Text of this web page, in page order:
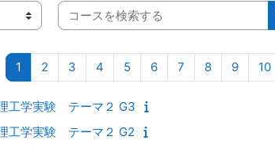
コースを検索する
1 ページ 1
2ページ 2
3ページ 3
4ページ 4
5ページ 5
6ページ 6
7ページ 7
8ページ 8
9ページ 9
10
工学実験 テーマ２ G3
工学実験 テーマ２ G2